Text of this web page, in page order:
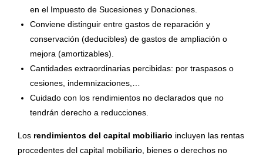
en el Impuesto de Sucesiones y Donaciones.
Conviene distinguir entre gastos de reparación y
conservación (deducibles) de gastos de ampliación o
mejora (amortizables).
Cantidades extraordinarias percibidas: por traspasos o
cesiones, indemnizaciones,…
Cuidado con los rendimientos no declarados que no
tendrán derecho a reducciones.
Los rendimientos del capital mobiliario incluyen las rentas
procedentes del capital mobiliario, bienes o derechos no